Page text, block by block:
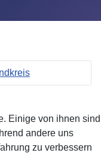
Einige von ihnen sind
andere uns
zu verbessern